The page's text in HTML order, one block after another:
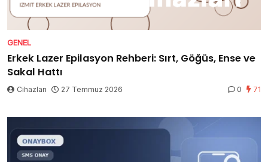
GENEL
Erkek Lazer Epilasyon Rehberi: Sırt, Göğüs, Ense ve
Sakal Hattı
Cihazları 27 Temmuz 2026 0 71